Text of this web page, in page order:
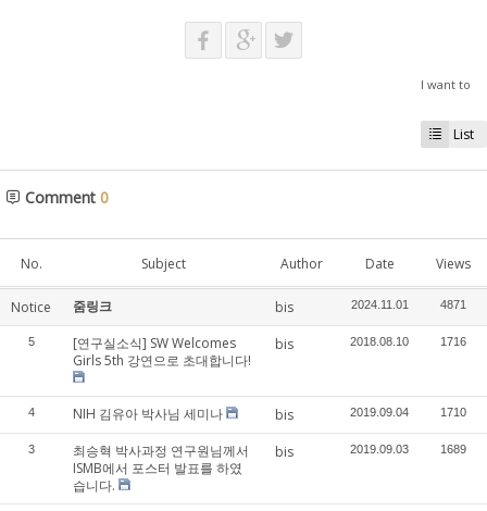
I want to
List
Comment 0
No. Subject Author Date Views
Notice 줌링크 bis 2024.11.01 4871
5
[연구실소식] SW Welcomes
Girls 5th 강연으로 초대합니다!
bis 2018.08.10 1716
4 NIH 김유아 박사님 세미나 bis 2019.09.04 1710
3
최승혁 박사과정 연구원님께서
ISMB에서 포스터 발표를 하였
습니다.
bis 2019.09.03 1689